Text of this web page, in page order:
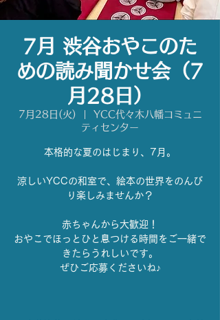
7月 渋谷おやこのた
めの読み聞かせ会（7
月28日）
7月28日(火)
YCC代々木八幡コミュニ
ティセンター
本格的な夏のはじまり、7月。
涼しいYCCの和室で、絵本の世界をのんび
り楽しみませんか？
赤ちゃんから大歓迎！
おやこでほっとひと息つける時間をご一緒で
きたらうれしいです。
ぜひご応募くださいね♪